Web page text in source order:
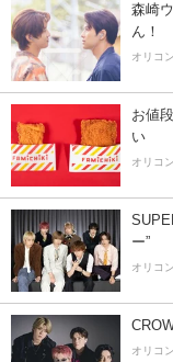
森崎
ん！
オリコ
お値
い
オリコ
ー”
オリコ
オリコ